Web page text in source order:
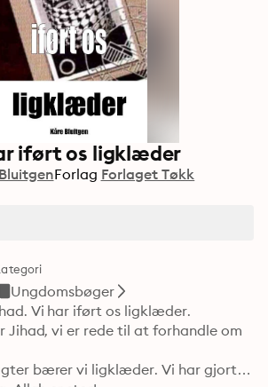
iført os ligklæder
Forlag Forlaget Tøkk
Ungdomsbøger
Vi har iført os ligklæder.
Jihad, vi er rede til at forhandle om
bærer vi ligklæder. Vi har gjort